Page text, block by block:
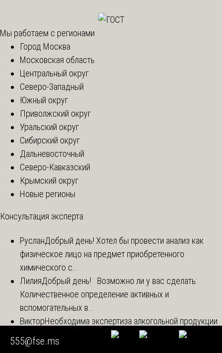
Мы работаем с регионами
Город Москва
Московская область
Центральный округ
Северо-Западный
Южный округ
Приволжский округ
Уральский округ
Сибирский округ
Дальневосточный
Северо-Кавказский
Крымский округ
Новые регионы
Консультация эксперта
РусланДобрый день! Хотел бы провести анализ как
физическое лицо на предмет приобретенного
химического с...
ЛилияДобрый день! Возможно ли у вас сделать:
Количественное определение активных и
вспомогательных в...
ВикторНеобходима экспертиза алкогольной продукции
Артем
Добрый день, хотели бы сделать химические
анализы порошка нитрида бора двух типов на: 1.
555@fse.ms